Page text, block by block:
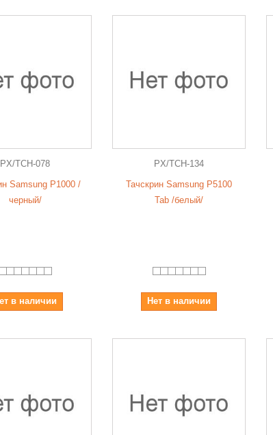
PX/TCH-078
Samsung P1000 /
черный/
в наличии
PX/TCH-134
Тачскрин Samsung P5100
Tab /белый/
Нет в наличии